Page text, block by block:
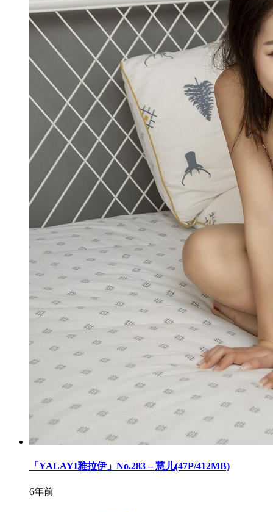
「YALAYI雅拉伊」No.283 – 慧儿(47P/412MB)
6年前